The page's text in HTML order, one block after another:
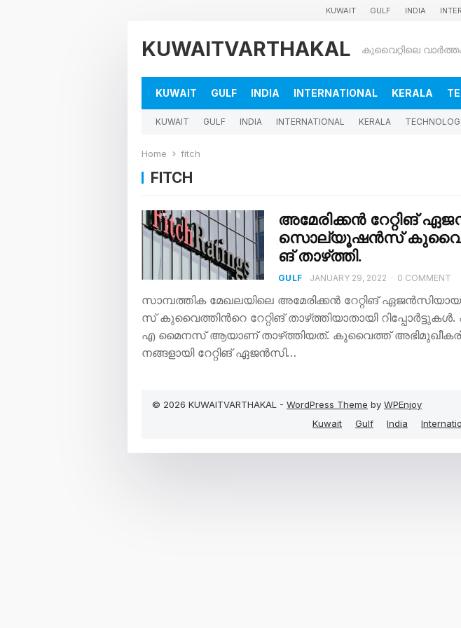
KUWAIT GULF INDIA
KUWAITVARTHAKAL
KUWAIT GULF INDIA INTERNATIONAL KERALA
KUWAIT GULF INDIA INTERNATIONAL KERALA
Home fitch
FITCH
അ​മേ​രി​ക്ക​ൻ റേ​റ്റി​ങ്​
സൊ​ല്യൂ​ഷ​ൻ​സ്
ങ്​ താ​ഴ്​​ത്തി.
GULF JANUARY 29, 2022 · 0 COMMENT
സാ​മ്പ​ത്തി​ക മേ​ഖ​ല​യി​ലെ അ​മേ​രി​ക്ക​ൻ റേ​റ്റി​ങ്​
സ് കു​വൈ​ത്തി​​ന്‍റെ റേ​റ്റി​ങ്​ താ​ഴ്​​ത്തിയാതായി
എ മൈ​ന​സ്​ ആ​യാ​ണ്​ താ​ഴ്​​ത്തി​യ​ത്. കു​വൈ​ത്ത്​
ന​ങ്ങ​ളാ​യി റേ​റ്റി​ങ്​ ഏ​ജ​ൻ​സി…
© 2026 KUWAITVARTHAKAL - WordPress Theme by WPEnjoy
Kuwait
Gulf India